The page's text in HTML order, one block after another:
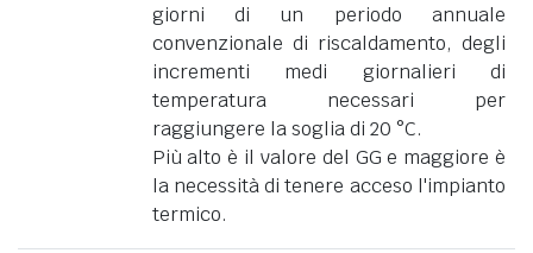
giorni di un periodo annuale
convenzionale di riscaldamento, degli
incrementi medi giornalieri di
temperatura necessari per
raggiungere la soglia di 20 °C.
Più alto è il valore del GG e maggiore è
la necessità di tenere acceso l'impianto
termico.